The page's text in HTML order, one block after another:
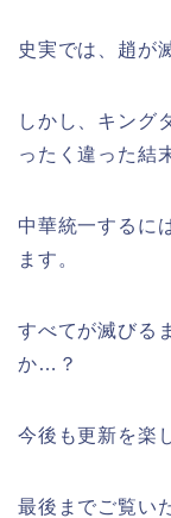
史実では、趙が
しかし、キング
ったく違った結
中華統一するに
ます。
すべてが滅びる
か…？
今後も更新を楽
最後までご覧い